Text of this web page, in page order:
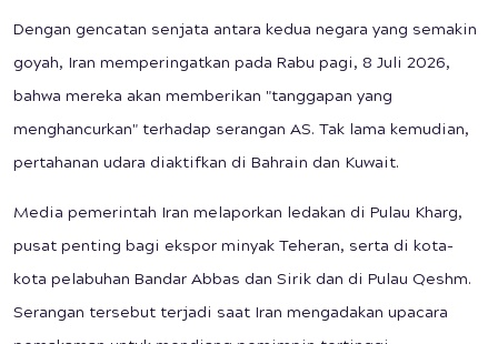
Dengan gencatan senjata antara kedua negara yang semakin
goyah, Iran memperingatkan pada Rabu pagi, 8 Juli 2026,
bahwa mereka akan memberikan "tanggapan yang
menghancurkan" terhadap serangan AS. Tak lama kemudian,
pertahanan udara diaktifkan di Bahrain dan Kuwait.
Media pemerintah Iran melaporkan ledakan di Pulau Kharg,
pusat penting bagi ekspor minyak Teheran, serta di kota-
kota pelabuhan Bandar Abbas dan Sirik dan di Pulau Qeshm.
Serangan tersebut terjadi saat Iran mengadakan upacara